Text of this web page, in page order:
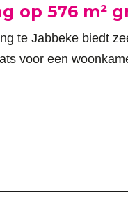
op 576 m²
te Jabbeke biedt
voor een